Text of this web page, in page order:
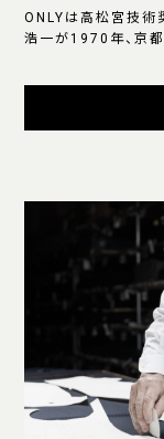
ONLYは高松宮技術
浩一が1970年、京